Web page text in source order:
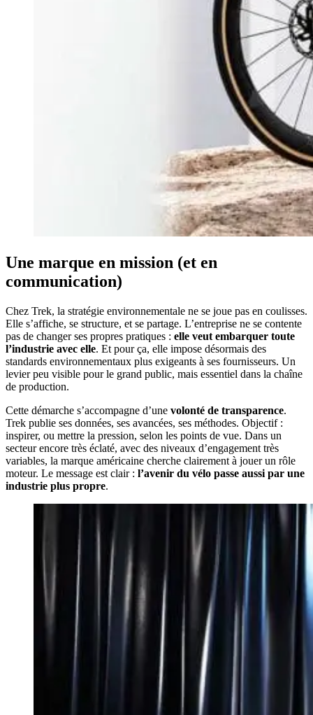
Une marque en mission (et en
communication)
Chez Trek, la stratégie environnementale ne se joue pas en coulisses.
Elle s’affiche, se structure, et se partage. L’entreprise ne se contente
pas de changer ses propres pratiques : elle veut embarquer toute
l’industrie avec elle. Et pour ça, elle impose désormais des
standards environnementaux plus exigeants à ses fournisseurs. Un
levier peu visible pour le grand public, mais essentiel dans la chaîne
de production.
Cette démarche s’accompagne d’une volonté de transparence.
Trek publie ses données, ses avancées, ses méthodes. Objectif :
inspirer, ou mettre la pression, selon les points de vue. Dans un
secteur encore très éclaté, avec des niveaux d’engagement très
variables, la marque américaine cherche clairement à jouer un rôle
moteur. Le message est clair : l’avenir du vélo passe aussi par une
industrie plus propre.